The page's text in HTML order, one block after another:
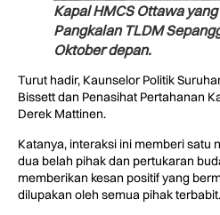
Kapal HMCS Ottawa
Pangkalan TLDM
Oktober depan.
Turut hadir, Kaunselor Politik
Bissett dan Penasihat Pertahanan
Derek Mattinen.
Katanya, interaksi ini memberi satu
dua belah pihak dan pertukaran
memberikan kesan positif yang
dilupakan oleh semua pihak terbabit.